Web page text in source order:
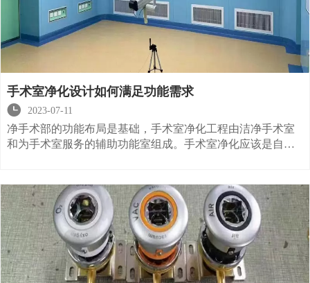
手术室净化设计如何满足功能需求

2023-07-11
净手术部的功能布局是基础，手术室净化工程由洁净手术室
和为手术室服务的辅助功能室组成。手术室净化应该是自己
或转运窗口。洁净区应根据空气洁净度等级的不同要求进行
分区，不同区域之间应设置隔断门